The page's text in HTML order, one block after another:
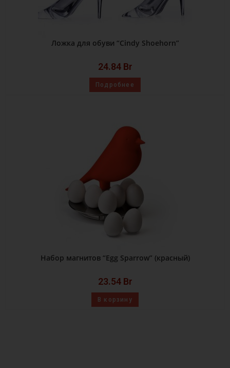
Ложка для обуви “Cindy Shoehorn”
24.84 Br
Подробнее
Набор магнитов “Egg Sparrow” (красный)
23.54 Br
В корзину